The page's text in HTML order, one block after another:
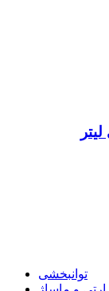
توانبخشی